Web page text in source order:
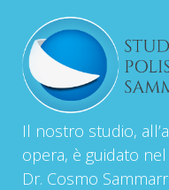
Il nostro studio,
opera, è guidato
Dr. Cosmo